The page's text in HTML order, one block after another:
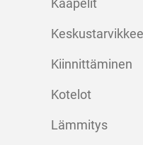
Kaapelit
Kiinnittäminen
Kotelot
Lämmitys